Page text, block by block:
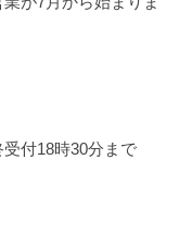
付18時30分まで